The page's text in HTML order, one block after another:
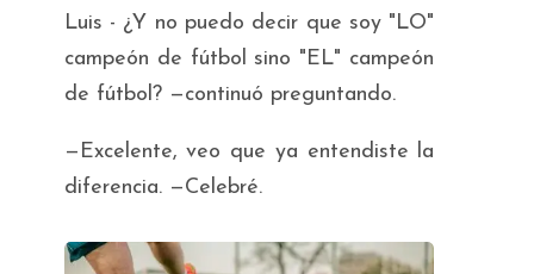
Luis - ¿Y no puedo decir que soy "LO"
campeón de fútbol sino "EL" campeón
de fútbol? —continuó preguntando.
—Excelente, veo que ya entendiste la
diferencia. —Celebré.